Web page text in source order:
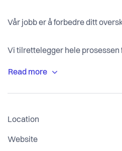
Vår jobb er å forbedre ditt
Vi tilrettelegger hele prosessen
et positivt resultat. Vi kan se på
Location
Website